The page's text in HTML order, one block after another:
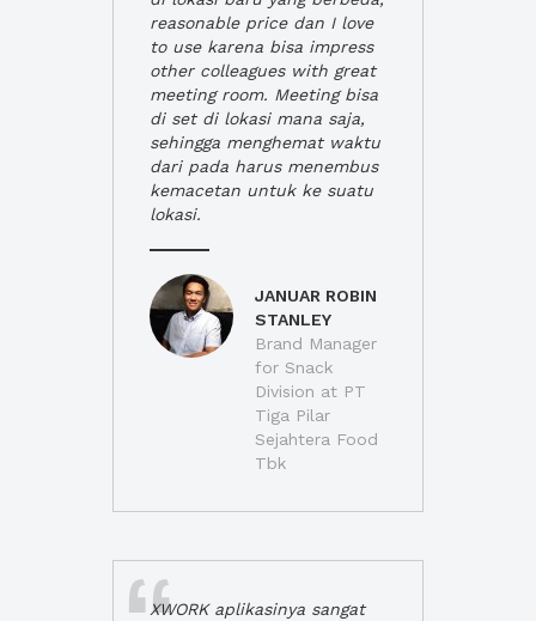
reasonable price dan I love
to use karena bisa impress
other colleagues with great
meeting room. Meeting bisa
di set di lokasi mana saja,
sehingga menghemat waktu
dari pada harus menembus
kemacetan untuk ke suatu
lokasi.
JANUAR ROBIN
STANLEY
Brand Manager
for Snack
Division at PT
Tiga Pilar
Sejahtera Food
Tbk
XWORK aplikasinya sangat